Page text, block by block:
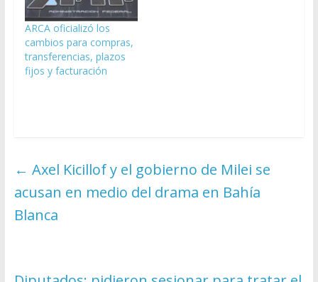
ARCA oficializó los
cambios para compras,
transferencias, plazos
fijos y facturación
← Axel Kicillof y el gobierno de Milei se
acusan en medio del drama en Bahía
Blanca